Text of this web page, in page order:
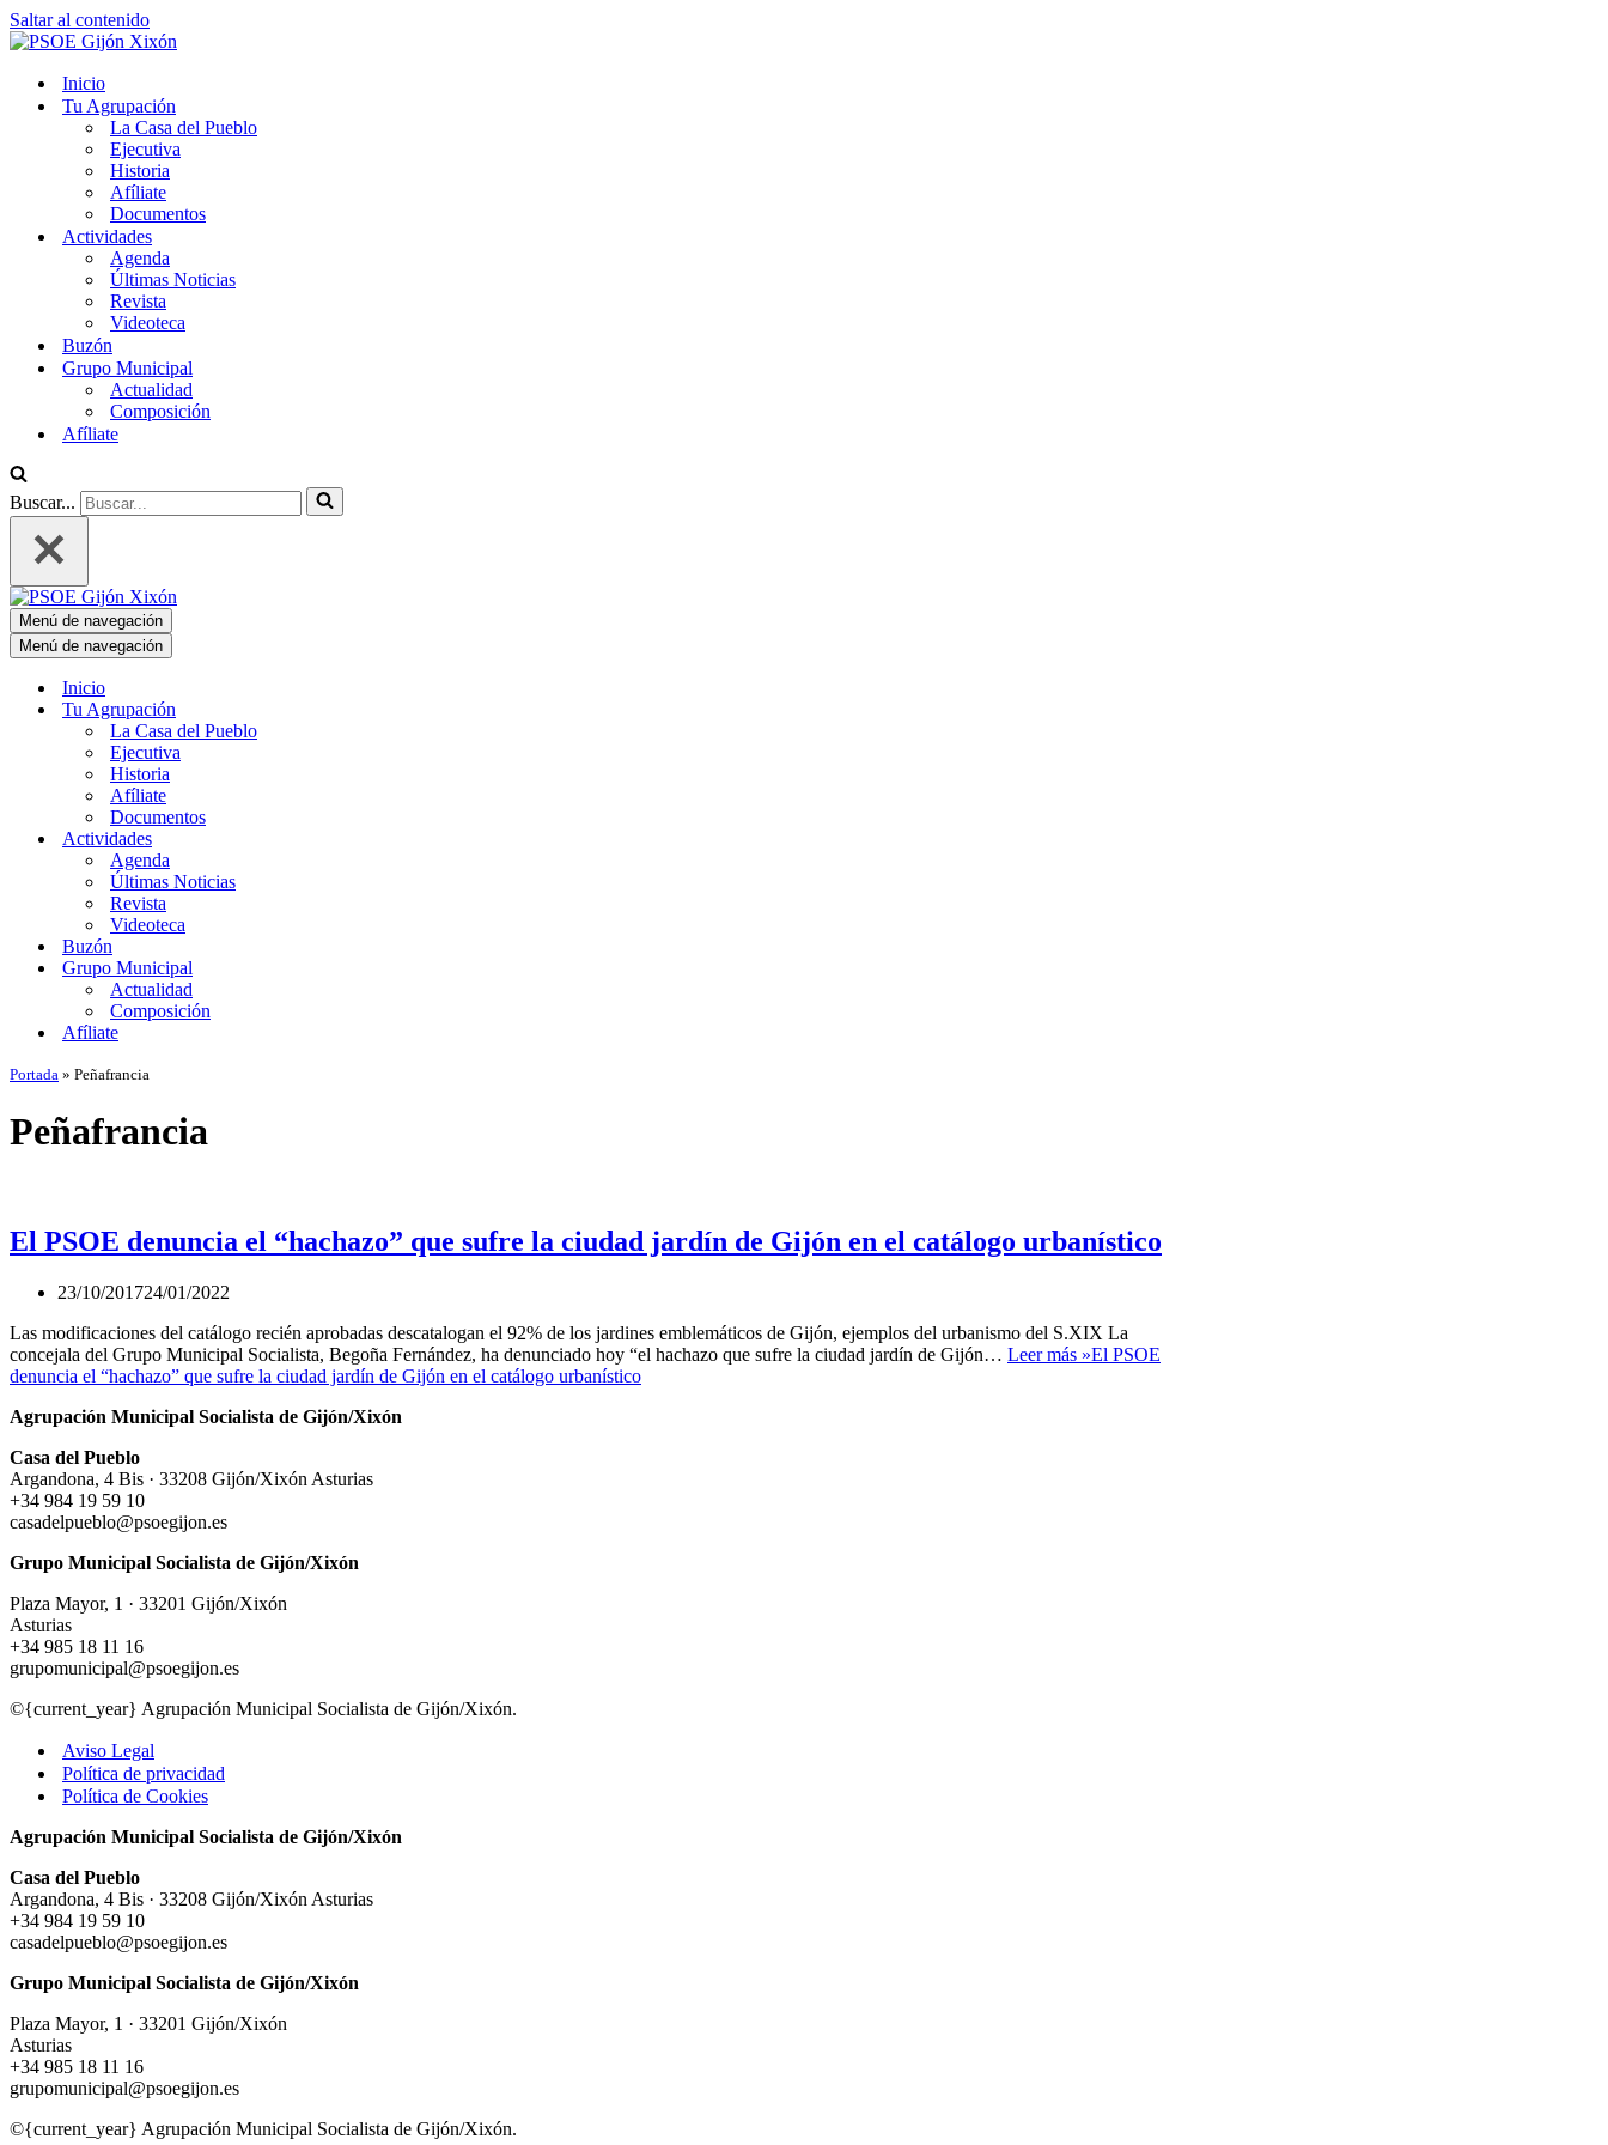
Saltar al contenido
Inicio
Tu Agrupación
La Casa del Pueblo
Ejecutiva
Historia
Afíliate
Documentos
Actividades
Agenda
Últimas Noticias
Revista
Videoteca
Buzón
Grupo Municipal
Actualidad
Composición
Afíliate
Buscar...
Menú de navegación
Menú de navegación
Inicio
Tu Agrupación
La Casa del Pueblo
Ejecutiva
Historia
Afíliate
Documentos
Actividades
Agenda
Últimas Noticias
Revista
Videoteca
Buzón
Grupo Municipal
Actualidad
Composición
Afíliate
Portada » Peñafrancia
Peñafrancia
El PSOE denuncia el “hachazo” que sufre la ciudad jardín de Gijón en el catálogo urbanístico
23/10/201724/01/2022
Las modificaciones del catálogo recién aprobadas descatalogan el 92% de los jardines emblemáticos de Gijón, ejemplos del urbanismo del S.XIX La
concejala del Grupo Municipal Socialista, Begoña Fernández, ha denunciado hoy “el hachazo que sufre la ciudad jardín de Gijón… Leer más »El PSOE
denuncia el “hachazo” que sufre la ciudad jardín de Gijón en el catálogo urbanístico
Agrupación Municipal Socialista de Gijón/Xixón
Casa del Pueblo
Argandona, 4 Bis · 33208 Gijón/Xixón Asturias
+34 984 19 59 10
casadelpueblo@psoegijon.es
Grupo Municipal Socialista de Gijón/Xixón
Plaza Mayor, 1 · 33201 Gijón/Xixón
Asturias
+34 985 18 11 16
grupomunicipal@psoegijon.es
©{current_year} Agrupación Municipal Socialista de Gijón/Xixón.
Aviso Legal
Política de privacidad
Política de Cookies
Agrupación Municipal Socialista de Gijón/Xixón
Casa del Pueblo
Argandona, 4 Bis · 33208 Gijón/Xixón Asturias
+34 984 19 59 10
casadelpueblo@psoegijon.es
Grupo Municipal Socialista de Gijón/Xixón
Plaza Mayor, 1 · 33201 Gijón/Xixón
Asturias
+34 985 18 11 16
grupomunicipal@psoegijon.es
©{current_year} Agrupación Municipal Socialista de Gijón/Xixón.